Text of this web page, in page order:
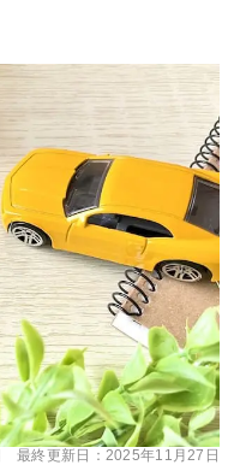
最終更新日： 2025年11月27日